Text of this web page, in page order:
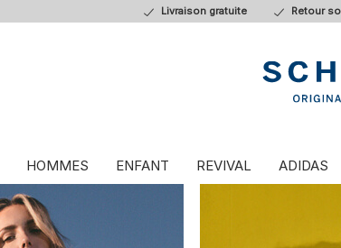
Livraison gratuite Retour
HOMMES ENFANT REVIVAL ADIDAS